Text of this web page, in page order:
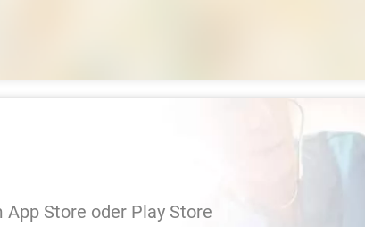
Store oder Play Store